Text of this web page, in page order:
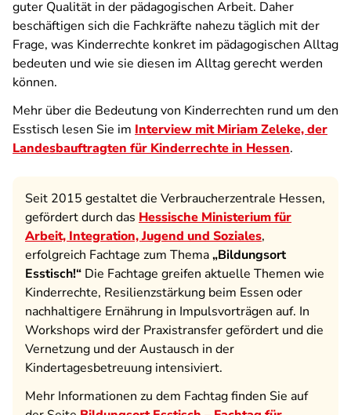
guter Qualität in der pädagogischen Arbeit. Daher
beschäftigen sich die Fachkräfte nahezu täglich mit der
Frage, was Kinderrechte konkret im pädagogischen Alltag
bedeuten und wie sie diesen im Alltag gerecht werden
können.
Mehr über die Bedeutung von Kinderrechten rund um den
Esstisch lesen Sie im Interview mit Miriam Zeleke, der
Landesbauftragten für Kinderrechte in Hessen.
Seit 2015 gestaltet die Verbraucherzentrale Hessen,
gefördert durch das Hessische Ministerium für
Arbeit, Integration, Jugend und Soziales,
erfolgreich Fachtage zum Thema„Bildungsort
Esstisch!“ Die Fachtage greifen aktuelle Themen wie
Kinderrechte, Resilienzstärkung beim Essen oder
nachhaltigere Ernährung in Impulsvorträgen auf. In
Workshops wird der Praxistransfer gefördert und die
Vernetzung und der Austausch in der
Kindertagesbetreuung intensiviert.
Mehr Informationen zu dem Fachtag finden Sie auf